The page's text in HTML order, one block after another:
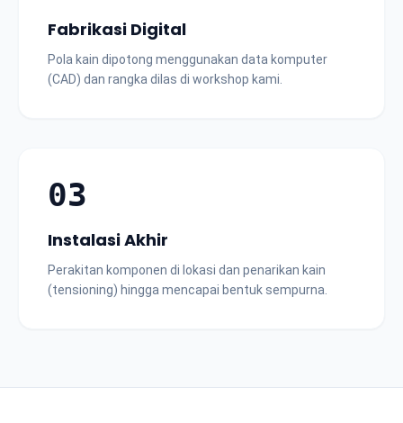
Fabrikasi Digital
Pola kain dipotong menggunakan data komputer
(CAD) dan rangka dilas di workshop kami.
03
Instalasi Akhir
Perakitan komponen di lokasi dan penarikan kain
(tensioning) hingga mencapai bentuk sempurna.